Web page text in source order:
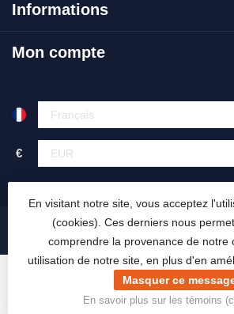
Informations
Mon compte
€
En visitant notre site, vous acceptez
(cookies). Ces derniers nous
comprendre la provenance de notre
utilisation de notre site, en plus d'en
Masquer ce
En savoir plus sur les témoins